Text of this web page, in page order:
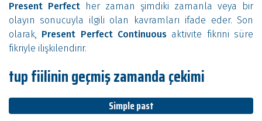
Present Perfect her zaman şimdiki zamanla veya bir
olayın sonucuyla ilgili olan kavramları ifade eder. Son
olarak, Present Perfect Continuous aktivite fikrini süre
fikriyle ilişkilendirir.
tup fiilinin geçmiş zamanda çekimi
Simple past